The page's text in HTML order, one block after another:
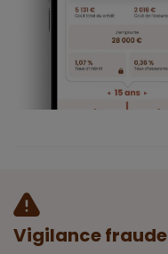
Vigilance fraude